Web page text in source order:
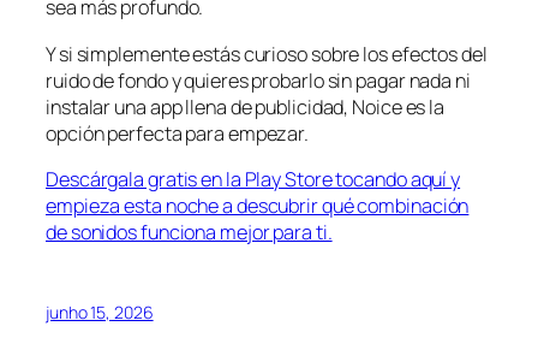
sea más profundo.
Y si simplemente estás curioso sobre los efectos del
ruido de fondo y quieres probarlo sin pagar nada ni
instalar una app llena de publicidad, Noice es la
opción perfecta para empezar.
Descárgala gratis en la Play Store tocando aquí y
empieza esta noche a descubrir qué combinación
de sonidos funciona mejor para ti.
junho 15, 2026